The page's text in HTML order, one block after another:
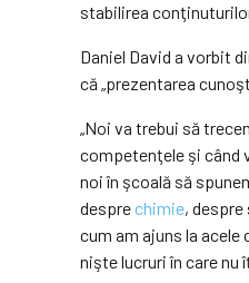
stabilirea
Daniel David a vorbit
că „prezentarea
„Noi va trebui să
competenţele şi când
noi în şcoală să
despre chimie,
cum am ajuns la
nişte lucruri în care nu